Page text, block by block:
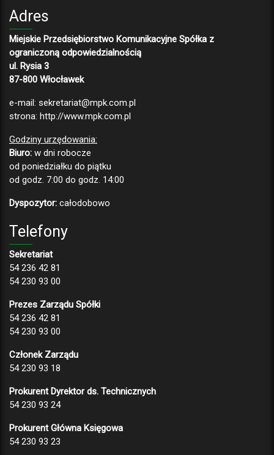
Adres
Miejskie Przedsiębiorstwo Komunikacyjne Spółka z
ograniczoną odpowiedzialnością
ul. Rysia 3
87-800 Włocławek
e-mail: sekretariat@mpk.com.pl
strona: http://www.mpk.com.pl
Godziny urzędowania:
Biuro: w dni robocze
od poniedziałku do piątku
od godz. 7:00 do godz. 14:00
Dyspozytor: całodobowo
Telefony
Sekretariat
54 236 42 81
54 230 93 00
Prezes Zarządu Spółki
54 236 42 81
54 230 93 00
Członek Zarządu
54 230 93 18
Prokurent Dyrektor ds. Technicznych
54 230 93 24
Prokurent Główna Księgowa
54 230 93 23